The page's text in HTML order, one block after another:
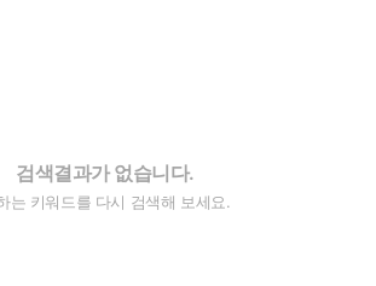
검색결과가 없습니다.
는 키워드를 다시 검색해 보세요.